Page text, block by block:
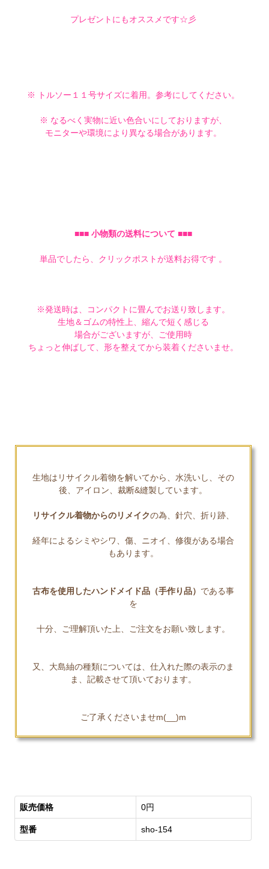
プレゼントにもオススメです☆彡
※ トルソー１１号サイズに着用。参考にしてください。
※ なるべく実物に近い色合いにしておりますが、
モニターや環境により異なる場合があります。
■■■ 小物類の送料について ■■■
単品でしたら、クリックポストが送料お得です 。
※発送時は、コンパクトに畳んでお送り致します。
生地＆ゴムの特性上、縮んで短く感じる
場合がございますが、ご使用時
ちょっと伸ばして、形を整えてから装着くださいませ。
生地はリサイクル着物を解いてから、水洗いし、その
後、アイロン、裁断&縫製しています。
リサイクル着物からのリメイクの為、針穴、折り跡、
経年によるシミやシワ、傷、ニオイ、修復がある場合
もあります。
古布を使用したハンドメイド品（手作り品） である事
を
十分、ご理解頂いた上、ご注文をお願い致します。
又、大島紬の種類については、仕入れた際の表示のま
ま、記載させて頂いております。
ご了承くださいませm(__)m
販売価格 0円
型番 sho-154